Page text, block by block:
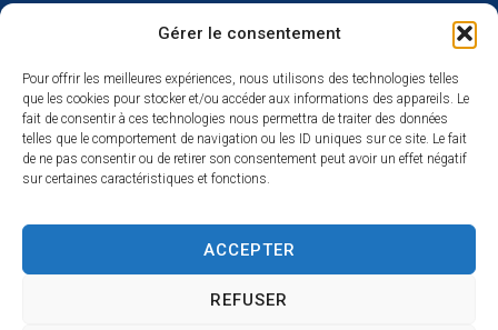
Gérer le consentement
Pour offrir les meilleures expériences, nous utilisons des technologies telles
que les cookies pour stocker et/ou accéder aux informations des appareils. Le
fait de consentir à ces technologies nous permettra de traiter des données
telles que le comportement de navigation ou les ID uniques sur ce site. Le fait
de ne pas consentir ou de retirer son consentement peut avoir un effet négatif
sur certaines caractéristiques et fonctions.
ACCEPTER
REFUSER
27307 BERNAY
02 32 46 63 00
Contact
Horaires d’ouverture
Du lundi au vendredi :
et de 13h30 à 17h